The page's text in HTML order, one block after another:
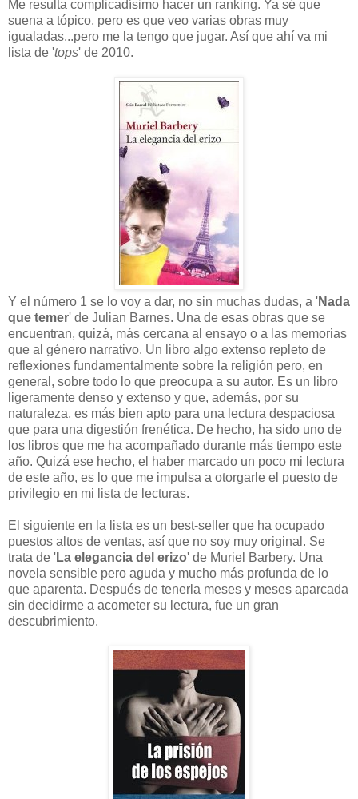
Me resulta complicadísimo hacer un ranking. Ya sé que
suena a tópico, pero es que veo varias obras muy
igualadas...pero me la tengo que jugar. Así que ahí va mi
lista de 'tops' de 2010.
Y el número 1 se lo voy a dar, no sin muchas dudas, a 'Nada
que temer' de Julian Barnes. Una de esas obras que se
encuentran, quizá, más cercana al ensayo o a las memorias
que al género narrativo. Un libro algo extenso repleto de
reflexiones fundamentalmente sobre la religión pero, en
general, sobre todo lo que preocupa a su autor. Es un libro
ligeramente denso y extenso y que, además, por su
naturaleza, es más bien apto para una lectura despaciosa
que para una digestión frenética. De hecho, ha sido uno de
los libros que me ha acompañado durante más tiempo este
año. Quizá ese hecho, el haber marcado un poco mi lectura
de este año, es lo que me impulsa a otorgarle el puesto de
privilegio en mi lista de lecturas.
El siguiente en la lista es un best-seller que ha ocupado
puestos altos de ventas, así que no soy muy original. Se
trata de 'La elegancia del erizo' de Muriel Barbery. Una
novela sensible pero aguda y mucho más profunda de lo
que aparenta. Después de tenerla meses y meses aparcada
sin decidirme a acometer su lectura, fue un gran
descubrimiento.